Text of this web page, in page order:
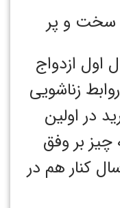
سخت و پر
اول ازدواج
زناشویی
در اولین
بر وفق
کنار هم در